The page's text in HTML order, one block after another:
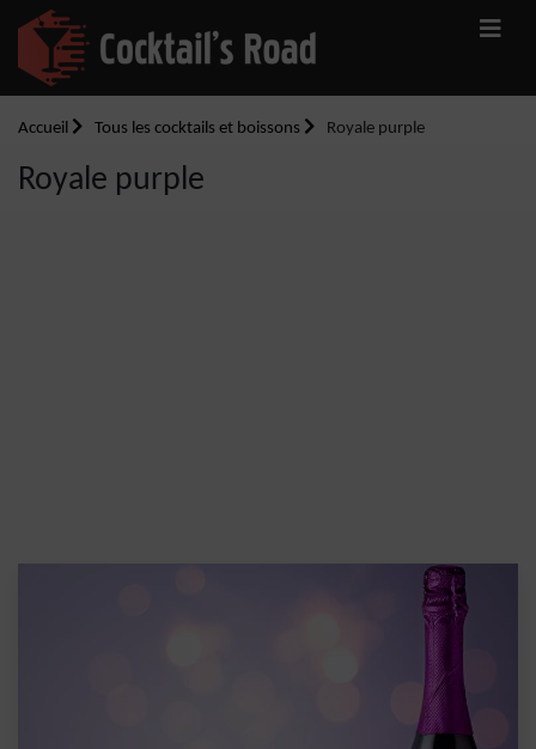
Accueil Tous les cocktails et boissons Royale purple
Royale purple